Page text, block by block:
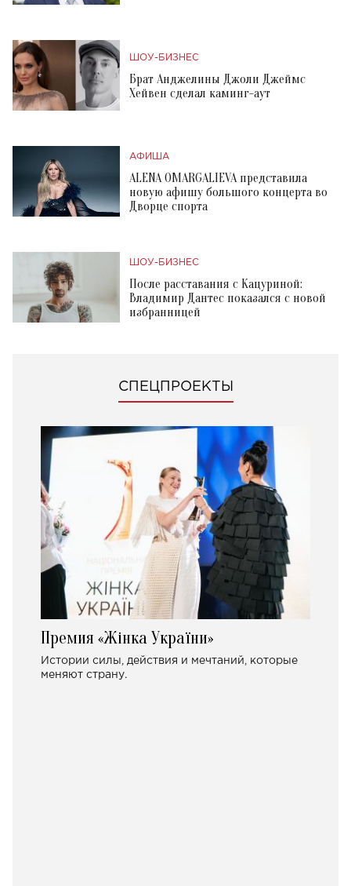
ШОУ-БИЗНЕС
Брат Анджелины Джоли Джеймс
Хейвен сделал каминг-аут
АФИША
ALENA OMARGALIEVA представила
новую афишу большого концерта во
Дворце спорта
ШОУ-БИЗНЕС
После расставания с Кацуриной:
Владимир Дантес показался с новой
избранницей
СПЕЦПРОЕКТЫ
Премия «Жінка України»
Истории силы, действия и мечтаний, которые
меняют страну.